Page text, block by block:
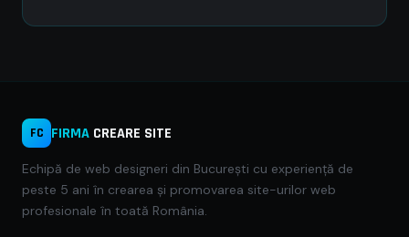
FC FIRMA CREARE SITE
Echipă de web designeri din București cu experiență de
peste 5 ani în crearea și promovarea site-urilor web
profesionale în toată România.